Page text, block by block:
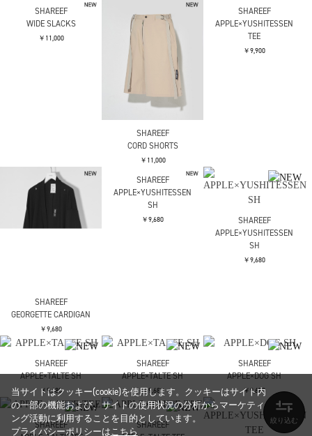
SHAREEF
CORD SHORTS
￥11,000
SHAREEF
APPLE×YUSHITESSEN
TEE
￥9,900
SHAREEF
GEORGETTE CARDIGAN
￥9,680
SHAREEF
APPLE×YUSHITESSEN
SH
￥9,680
SHAREEF
APPLE×YUSHITESSEN
SH
￥9,680
SHAREEF
APPLE×TALTE SH
￥9,680
SHAREEF
APPLE×TALTE SH
￥9,680
SHAREEF
APPLE×DOG SH
￥9,680
SHAREEF
SHAREEF
当サイトはクッキー(cookie)を使用します。クッキーはサイト内
の一部の機能および、サイトの使用状況の分析からマーケティ
ング活動に利用することを目的としています。
プライバシーポリシーはこちら